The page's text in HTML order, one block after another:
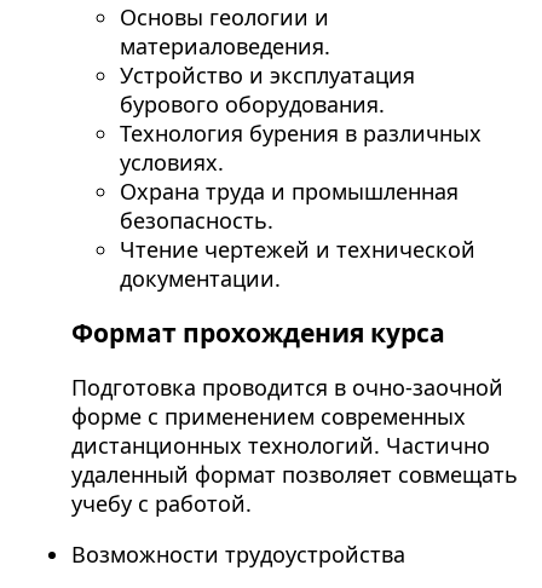
Основы геологии и
материаловедения.
Устройство и эксплуатация
бурового оборудования.
Технология бурения в различных
условиях.
Охрана труда и промышленная
безопасность.
Чтение чертежей и технической
документации.
Формат прохождения курса
Подготовка проводится в очно-заочной
форме с применением современных
дистанционных технологий. Частично
удаленный формат позволяет совмещать
учебу с работой.
Возможности трудоустройства